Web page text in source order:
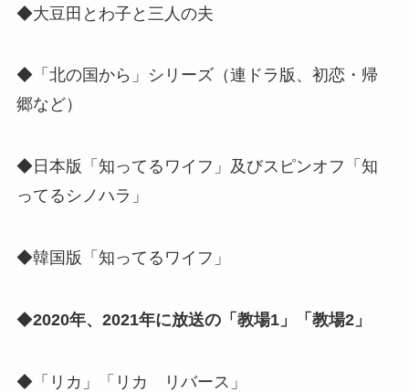
◆大豆田とわ子と三人の夫
◆「北の国から」シリーズ（連ドラ版、初恋・帰
郷など）
◆日本版「知ってるワイフ」及びスピンオフ「知
ってるシノハラ」
◆韓国版「知ってるワイフ」
◆2020年、2021年に放送の「教場1」「教場2」
◆「リカ」「リカ リバース」